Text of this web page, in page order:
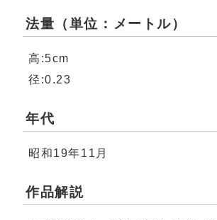
法量（単位：メートル）
高:5cm
径:0.23
年代
昭和19年11月
作品解説